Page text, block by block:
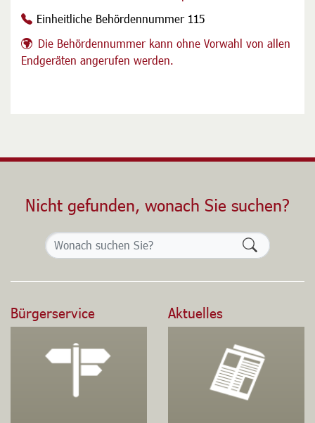
Einheitliche Behördennummer 115
Die Behördennummer kann ohne Vorwahl von allen
Endgeräten angerufen werden.
Nicht gefunden, wonach Sie suchen?
Bürgerservice Aktuelles